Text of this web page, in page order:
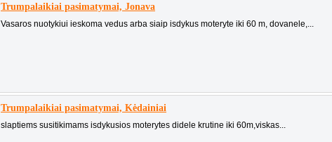
Trumpalaikiai pasimatymai, Jonava
Vasaros nuotykiui ieskoma vedus arba siaip isdykus moteryte iki 60 m, dovanele,...
Trumpalaikiai pasimatymai, Kėdainiai
slaptiems susitikimams isdykusios moterytes didele krutine iki 60m,viskas...